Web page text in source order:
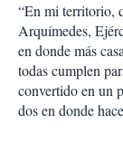
“En mi territorio,
Arquímedes,
en donde más
todas cumplen
convertido en un
dos en donde